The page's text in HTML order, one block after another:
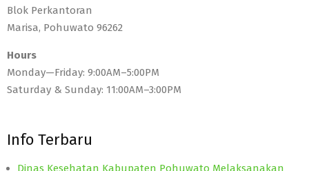
Blok Perkantoran
Marisa, Pohuwato 96262
Hours
Monday—Friday: 9:00AM–5:00PM
Saturday & Sunday: 11:00AM–3:00PM
Info Terbaru
Dinas Kesehatan Kabupaten Pohuwato Melaksanakan